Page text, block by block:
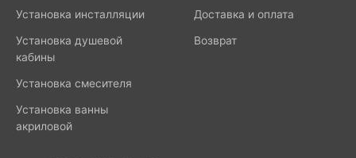
Установка инсталляции
Установка душевой
кабины
Установка смесителя
Установка ванны
акриловой
Доставка и оплата
Возврат